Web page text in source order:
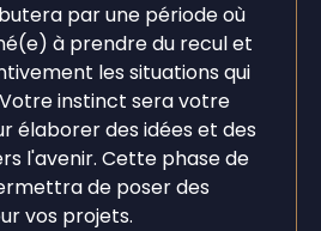
par une période où
à prendre du recul et
les situations qui
instinct sera votre
élaborer des idées et des
l'avenir. Cette phase de
de poser des
vos projets.